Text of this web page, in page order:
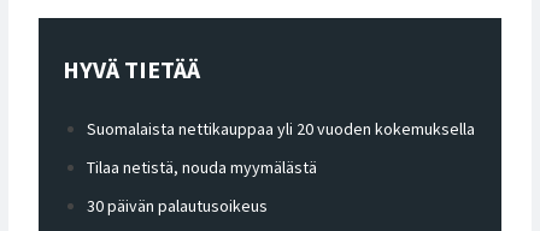
HYVÄ TIETÄÄ
Suomalaista nettikauppaa yli 20 vuoden kokemuksella
Tilaa netistä, nouda myymälästä
30 päivän palautusoikeus